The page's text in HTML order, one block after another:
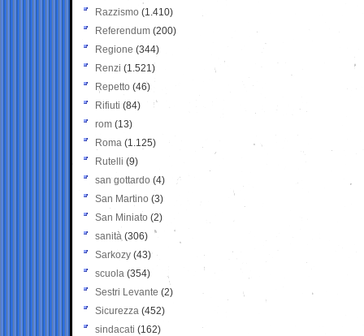
Razzismo (1.410)
Referendum (200)
Regione (344)
Renzi (1.521)
Repetto (46)
Rifiuti (84)
rom (13)
Roma (1.125)
Rutelli (9)
san gottardo (4)
San Martino (3)
San Miniato (2)
sanità (306)
Sarkozy (43)
scuola (354)
Sestri Levante (2)
Sicurezza (452)
sindacati (162)